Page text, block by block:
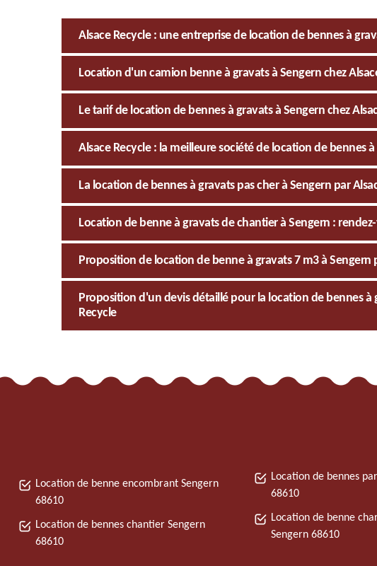
Alsace Recycle : une entreprise de location de bennes à
Location d'un camion benne à gravats à Sengern chez
Le tarif de location de bennes à gravats à Sengern chez
Alsace Recycle : la meilleure société de location de bennes
La location de bennes à gravats pas cher à Sengern par
Location de benne à gravats de chantier à Sengern :
Proposition de location de benne à gravats 7 m3 à Sengern
Proposition d'un devis détaillé pour la location de bennes à
Recycle
Location de benne encombrant Sengern
68610
Location de bennes chantier Sengern
68610
Location de bennes
68610
Location de benne
Sengern 68610